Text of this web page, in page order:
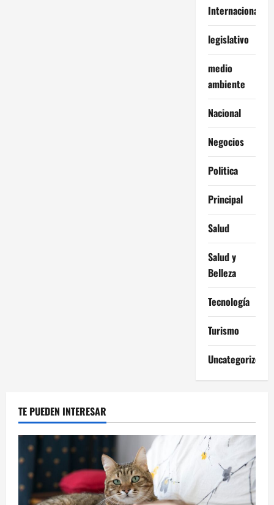
Internacionales
legislativo
medio
ambiente
Nacional
Negocios
Politica
Principal
Salud
Salud y
Belleza
Tecnología
Turismo
Uncategorized
TE PUEDEN INTERESAR